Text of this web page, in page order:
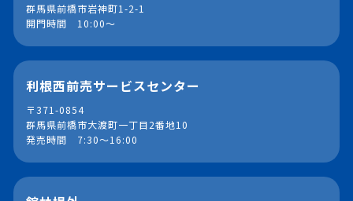
群馬県前橋市岩神町1-2-1
開門時間 10:00～
利根西前売サービスセンター
〒371-0854
群馬県前橋市大渡町一丁目2番地10
発売時間 7:30～16:00